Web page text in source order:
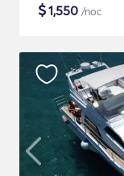
$1,550 /noc